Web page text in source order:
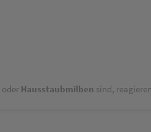
oder Hausstaubmilben sind,